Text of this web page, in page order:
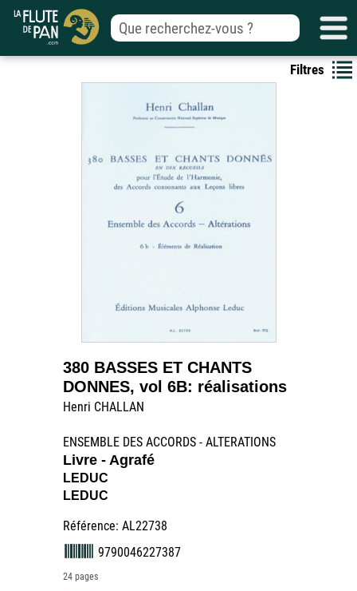
Filtres
380 BASSES ET CHANTS
DONNES, vol 6B: réalisations
Henri CHALLAN
ENSEMBLE DES ACCORDS - ALTERATIONS
Livre - Agrafé
LEDUC
LEDUC
Référence: AL22738
9790046227387
24 pages